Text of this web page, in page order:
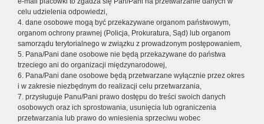
celu udzielenia odpowiedzi,
4. dane osobowe mogą być przekazywane organom państwowym,
organom ochrony prawnej (Policja, Prokuratura, Sąd) lub organom
samorządu terytorialnego w związku z prowadzonym postępowaniem,
5. Pana/Pani dane osobowe nie będą przekazywane do państwa
trzeciego ani do organizacji międzynarodowej,
6. Pana/Pani dane osobowe będą przetwarzane wyłącznie przez okres
i w zakresie niezbędnym do realizacji celu przetwarzania,
7. przysługuje Panu/Pani prawo dostępu do treści swoich danych
osobowych oraz ich sprostowania, usunięcia lub ograniczenia
przetwarzania lub prawo do wniesienia sprzeciwu wobec